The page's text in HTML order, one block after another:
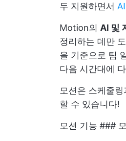
두 지원하면서
Motion의 AI 및
정리하는 데만
을 기준으로 팀
다음 시간대에
모션은 스케줄링
할 수 있습니다!
모션 기능 ###